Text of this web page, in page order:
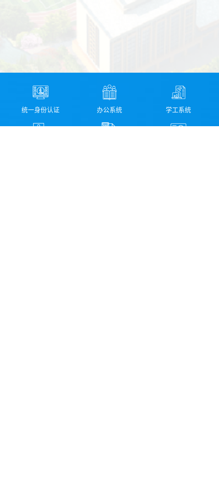
统一身份认证 办公系统 学工系统